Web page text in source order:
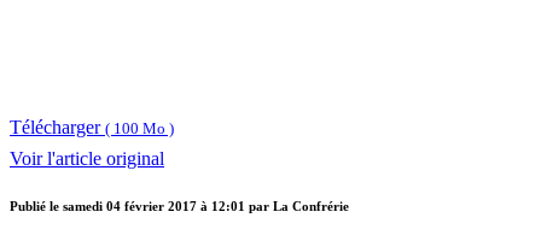
Télécharger ( 100 Mo )
Voir l'article original
Publié le samedi 04 février 2017 à 12:01 par La Confrérie